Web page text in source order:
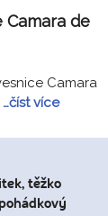
Camara de
Camara
…číst více
těžko